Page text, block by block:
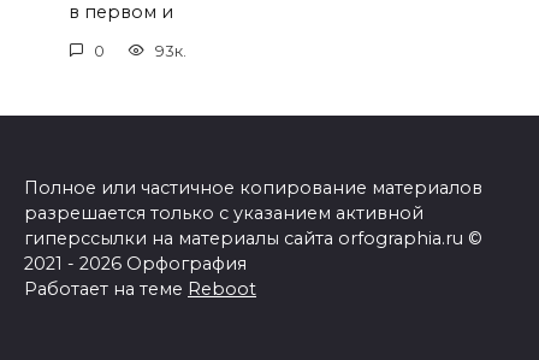
в первом и
0 93к.
Полное или частичное копирование материалов
разрешается только с указанием активной
гиперссылки на материалы сайта orfographia.ru ©
2021 - 2026 Орфография
Работает на теме Reboot